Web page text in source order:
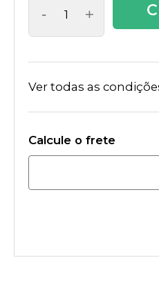
- +
Ver todas as